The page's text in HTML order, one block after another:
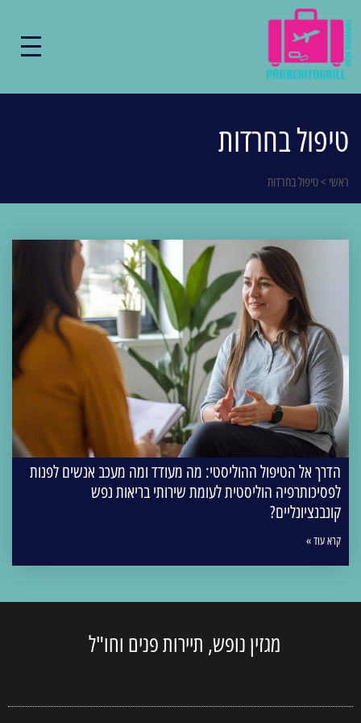
טיפול בחרדות
ראשי >טיפול בחרדות
הדרך אל הטיפול ההוליסטי: מה מעודד ומה מעכב אנשים לפנות
לפסיכותרפיה הוליסטית לעומת שירותי בריאות נפש
קונבנציונליים?
קרא עוד »
מגזין נופש, תיירות פנים וחו"ל